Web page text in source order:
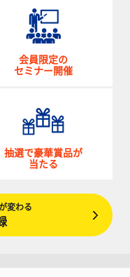
会員限定の
セミナー開催
抽選で豪華賞品が
当たる
変わる